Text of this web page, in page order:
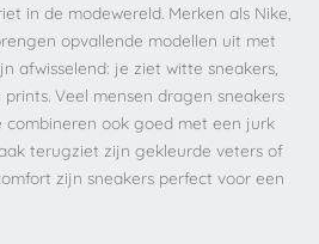
in de modewereld. Merken als Nike,
opvallende modellen uit met
afwisselend: je ziet witte sneakers,
Veel mensen dragen sneakers
combineren ook goed met een jurk
terugziet zijn gekleurde veters of
zijn sneakers perfect voor een